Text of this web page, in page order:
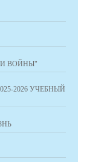
ВОЙНЫ"
2026 УЧЕБНЫЙ